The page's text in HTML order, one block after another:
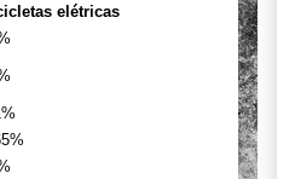
elétricas